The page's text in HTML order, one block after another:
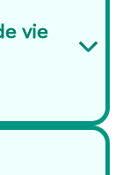
vie